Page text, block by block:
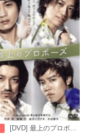
[DVD] 最上のプロポーズ